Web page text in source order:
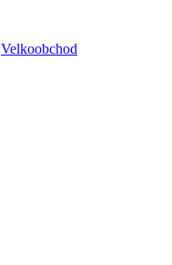
Velkoobchod